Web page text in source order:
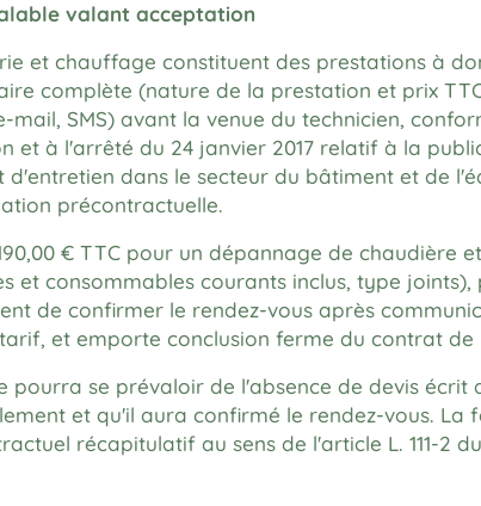
valant acceptation
et chauffage constituent des prestations à
complète (nature de la prestation et prix
SMS) avant la venue du technicien,
et à l'arrêté du 24 janvier 2017 relatif à la
dans le secteur du bâtiment et de
précontractuelle.
€ TTC pour un dépannage de chaudière
et consommables courants inclus, type joints),
de confirmer le rendez-vous après
et emporte conclusion ferme du contrat de
pourra se prévaloir de l'absence de devis écrit
et qu'il aura confirmé le rendez-vous. La
récapitulatif au sens de l'article L. 111-2